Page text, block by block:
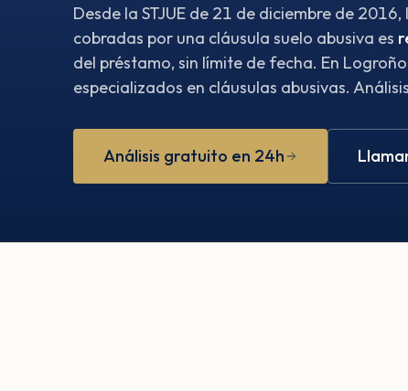
Desde la STJUE de 21 de diciembre de
cobradas por una cláusula suelo abusiva es
del préstamo, sin límite de fecha. En
especializados en cláusulas abusivas.
Análisis gratuito en 24h